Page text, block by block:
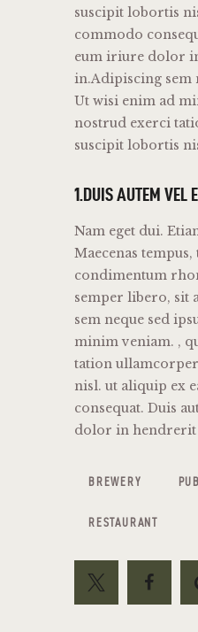
suscipit lobortis
commodo
eum iriure dolor
in.Adipiscing sem
Ut wisi enim ad
nostrud exerci
suscipit lobortis
1.DUIS AUTEM VEL
Nam eget dui.
Maecenas tempus,
condimentum
semper libero, sit
sem neque sed
minim veniam. ,
tation
nisl. ut aliquip ex
consequat. Duis
dolor in hendrerit
BREWERY PUB
RESTAURANT